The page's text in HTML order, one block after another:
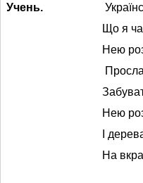
Учень.
Українсько
Що я часто чую
Нею розмовляю
Прославляю
Забувати не
Нею
І дерева в лісі,
На вкраїнській